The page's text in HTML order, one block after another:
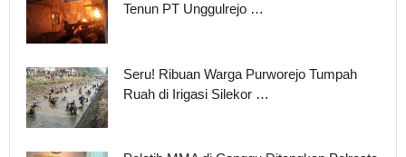
Tenun PT Unggulrejo …
Seru! Ribuan Warga Purworejo Tumpah
Ruah di Irigasi Silekor …